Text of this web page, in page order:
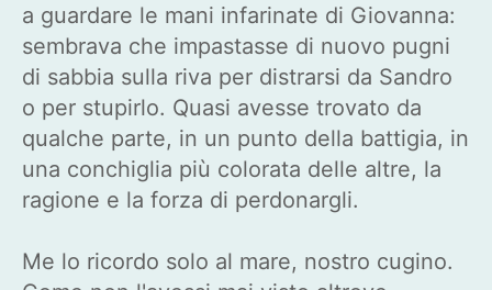
a guardare le mani infarinate di Giovanna:
sembrava che impastasse di nuovo pugni
di sabbia sulla riva per distrarsi da Sandro
o per stupirlo. Quasi avesse trovato da
qualche parte, in un punto della battigia, in
una conchiglia più colorata delle altre, la
ragione e la forza di perdonargli.
Me lo ricordo solo al mare, nostro cugino.